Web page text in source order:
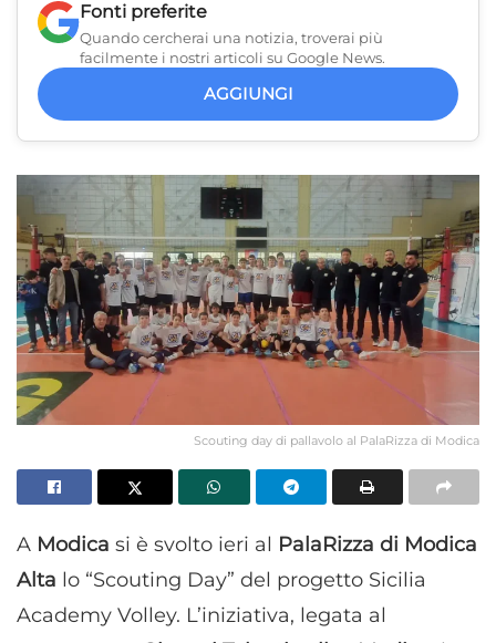
Fonti preferite
Quando cercherai una notizia, troverai più
facilmente i nostri articoli su Google News.
AGGIUNGI
Scouting day di pallavolo al PalaRizza di Modica
A Modica si è svolto ieri al PalaRizza di Modica
Alta lo “Scouting Day” del progetto Sicilia
Academy Volley. L’iniziativa, legata al